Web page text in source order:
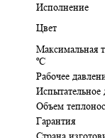
Исполнение
Цвет
Максимальная
ºC
Рабочее
Испытательное
Объем
Гарантия
Страна